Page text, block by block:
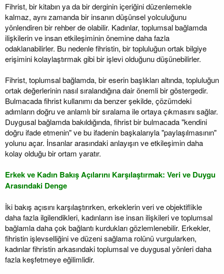
Fihrist, bir kitabın ya da bir derginin içeriğini düzenlemekle
kalmaz, aynı zamanda bir insanın düşünsel yolculuğunu
yönlendiren bir rehber de olabilir. Kadınlar, toplumsal bağlamda
ilişkilerin ve insan etkileşiminin önemine daha fazla
odaklanabilirler. Bu nedenle fihristin, bir topluluğun ortak bilgiye
erişimini kolaylaştırmak gibi bir işlevi olduğunu düşünebilirler.
Fihrist, toplumsal bağlamda, bir eserin başlıkları altında, topluluğun
ortak değerlerinin nasıl sıralandığına dair önemli bir göstergedir.
Bulmacada fihrist kullanımı da benzer şekilde, çözümdeki
adımların doğru ve anlamlı bir sıralama ile ortaya çıkmasını sağlar.
Duygusal bağlamda bakıldığında, fihrist bir bulmacada "kendini
doğru ifade etmenin" ve bu ifadenin başkalarıyla "paylaşılmasının"
yolunu açar. İnsanlar arasındaki anlayışın ve etkileşimin daha
kolay olduğu bir ortam yaratır.
Erkek ve Kadın Bakış Açılarını Karşılaştırmak: Veri ve Duygu
Arasındaki Denge
İki bakış açısını karşılaştırırken, erkeklerin veri ve objektiflikle
daha fazla ilgilendikleri, kadınların ise insan ilişkileri ve toplumsal
bağlamla daha çok bağlantı kurdukları gözlemlenebilir. Erkekler,
fihristin işlevselliğini ve düzeni sağlama rolünü vurgularken,
kadınlar fihristin arkasındaki toplumsal ve duygusal yönleri daha
fazla keşfetmeye eğilimlidir.